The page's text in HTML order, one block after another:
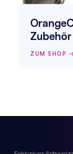
Zubehör
ZUM SHOP